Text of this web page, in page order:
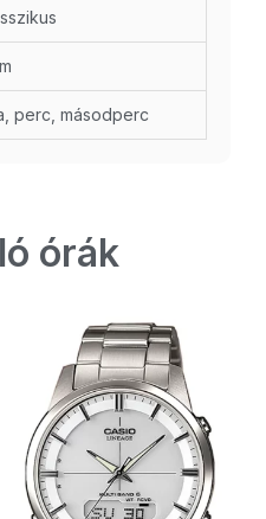
perc, másodperc
órák